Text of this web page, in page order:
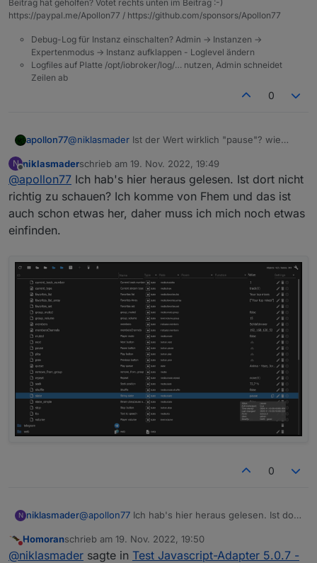
nicht mit dem String Value 'play' oder 'pause'. Ich
habs schon mit Anführungszeichen doppelt oder
einfach probiert.
Beitrag hat geholfen? Votet rechts unten im Beitrag :-)
https://paypal.me/Apollon77 / https://github.com/sponsors/Apollon77
Debug-Log für Instanz einschalten? Admin -> Instanzen ->
Expertenmodus -> Instanz aufklappen - Loglevel ändern
Logfiles auf Platte /opt/iobroker/log/… nutzen, Admin schneidet
Zeilen ab
0
apollon77@niklasmader Ist der Wert wirklich "pause"? wie
N
Offline
niklasmaderschrieb am 19. Nov. 2022, 19:49
zuletzt editiert von
@apollon77 Ich hab's hier heraus gelesen. Ist dort nicht
richtig zu schauen? Ich komme von Fhem und das ist
auch schon etwas her, daher muss ich mich noch etwas
einfinden.
0
N niklasmader@apollon77 Ich hab's hier heraus gelesen. Ist dort
und das ist auch schon etwas her, daher muss ich
mich noch etwas einfinden.
Nicht stören
Homoranschrieb am 19. Nov. 2022, 19:50
zuletzt editiert von
@niklasmader sagte in Test Javascript-Adapter 5.0.7 -